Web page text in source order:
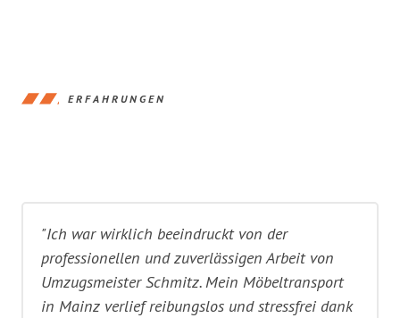
ERFAHRUNGEN
"Ich war wirklich beeindruckt von der
professionellen und zuverlässigen Arbeit von
Umzugsmeister Schmitz. Mein Möbeltransport
in Mainz verlief reibungslos und stressfrei dank